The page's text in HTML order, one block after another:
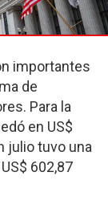
importantes
de
Para la
en US$
julio tuvo una
602,87